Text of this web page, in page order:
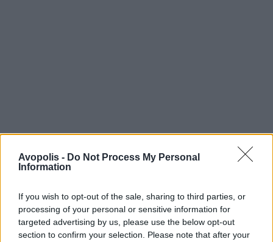
Avopolis - Do Not Process My Personal
Information
If you wish to opt-out of the sale, sharing to third parties, or
processing of your personal or sensitive information for
targeted advertising by us, please use the below opt-out
section to confirm your selection. Please note that after your